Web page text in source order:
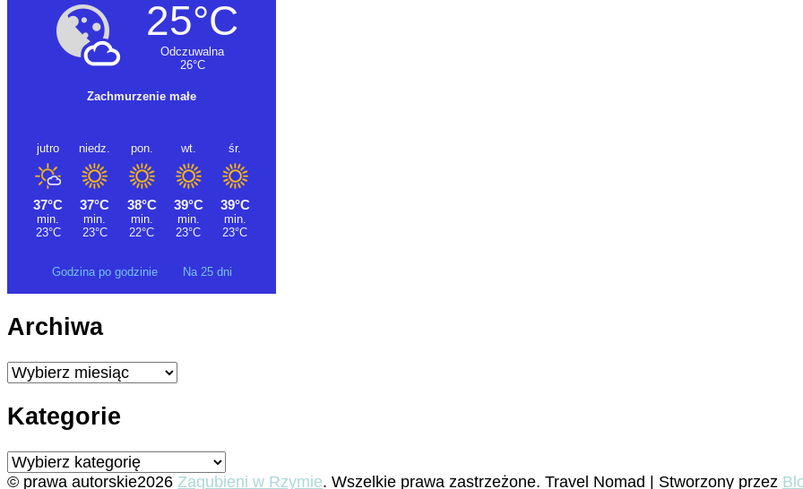
Godzina po godzinie Na 25 dni
Archiwa
Archiwa
Kategorie
Kategorie
© prawa autorskie2026 Zagubieni w Rzymie. Wszelkie prawa zastrzeżone. Travel Nomad | Stworzony przez